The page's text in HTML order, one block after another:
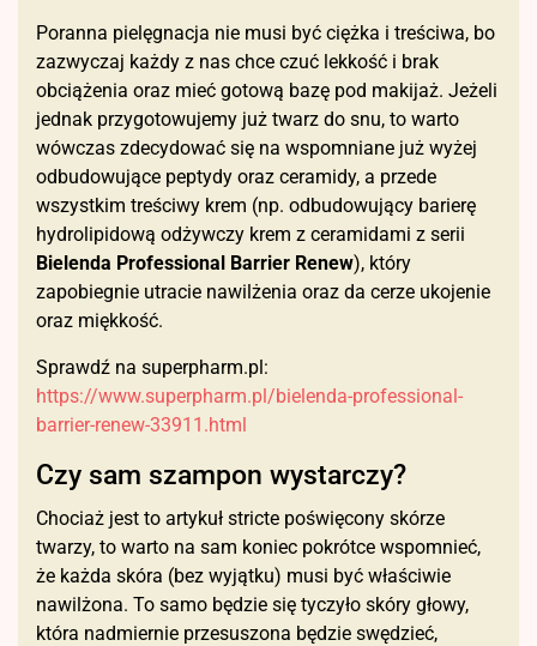
Poranna pielęgnacja nie musi być ciężka i treściwa, bo
zazwyczaj każdy z nas chce czuć lekkość i brak
obciążenia oraz mieć gotową bazę pod makijaż. Jeżeli
jednak przygotowujemy już twarz do snu, to warto
wówczas zdecydować się na wspomniane już wyżej
odbudowujące peptydy oraz ceramidy, a przede
wszystkim treściwy krem (np. odbudowujący barierę
hydrolipidową odżywczy krem z ceramidami z serii
Bielenda Professional Barrier Renew), który
zapobiegnie utracie nawilżenia oraz da cerze ukojenie
oraz miękkość.
Sprawdź na superpharm.pl:
https://www.superpharm.pl/bielenda-professional-
barrier-renew-33911.html
Czy sam szampon wystarczy?
Chociaż jest to artykuł stricte poświęcony skórze
twarzy, to warto na sam koniec pokrótce wspomnieć,
że każda skóra (bez wyjątku) musi być właściwie
nawilżona. To samo będzie się tyczyło skóry głowy,
która nadmiernie przesuszona będzie swędzieć,